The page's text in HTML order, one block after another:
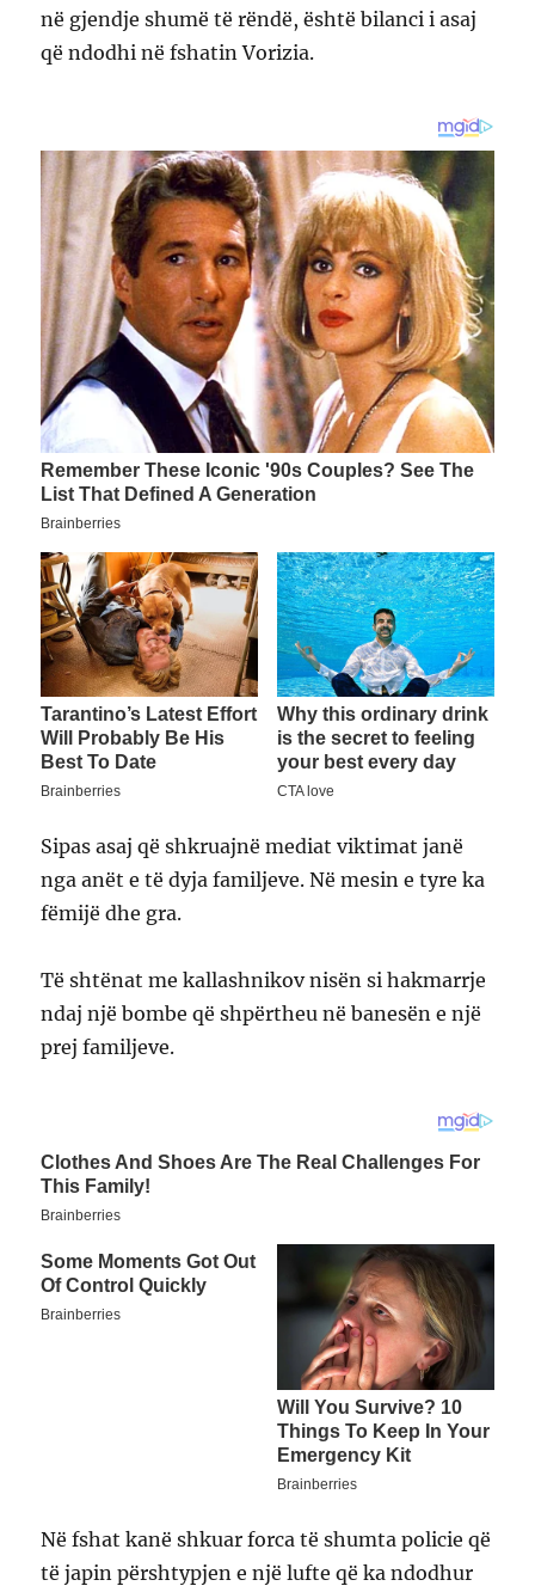
në gjendje shumë të rëndë, është bilanci i asaj
që ndodhi në fshatin Vorizia.
Sipas asaj që shkruajnë mediat viktimat janë
nga anët e të dyja familjeve. Në mesin e tyre ka
fëmijë dhe gra.
Të shtënat me kallashnikov nisën si hakmarrje
ndaj një bombe që shpërtheu në banesën e një
prej familjeve.
Në fshat kanë shkuar forca të shumta policie që
të japin përshtypjen e një lufte që ka ndodhur